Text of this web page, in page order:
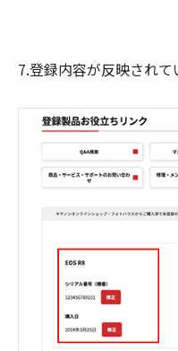
7.登録内容が反映され